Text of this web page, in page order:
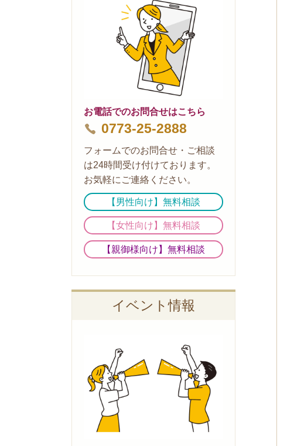
お電話でのお問合せはこちら
0773-25-2888
フォームでのお問合せ・ご相談
は24時間受け付けております。
お気軽にご連絡ください。
【男性向け】無料相談
【女性向け】無料相談
【親御様向け】無料相談
イベント情報